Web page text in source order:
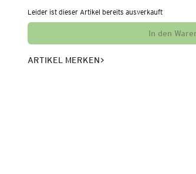
Leider ist dieser Artikel bereits ausverkauft
In den
ARTIKEL MERKEN